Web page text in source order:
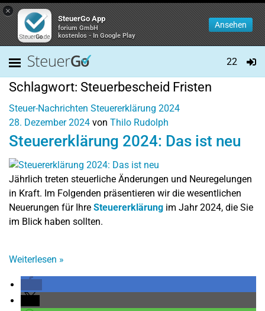
×
SteuerGo App
forium GmbH
kostenlos - In Google Play
Ansehen
22
Schlagwort: Steuerbescheid Fristen
Steuer-Nachrichten Steuererklärung 2024
28. Dezember 2024 von Thilo Rudolph
Steuererklärung 2024: Das ist neu
Jährlich treten steuerliche Änderungen und Neuregelungen
in Kraft. Im Folgenden präsentieren wir die wesentlichen
Neuerungen für Ihre Steuererklärung im Jahr 2024, die Sie
im Blick haben sollten.
Weiterlesen »